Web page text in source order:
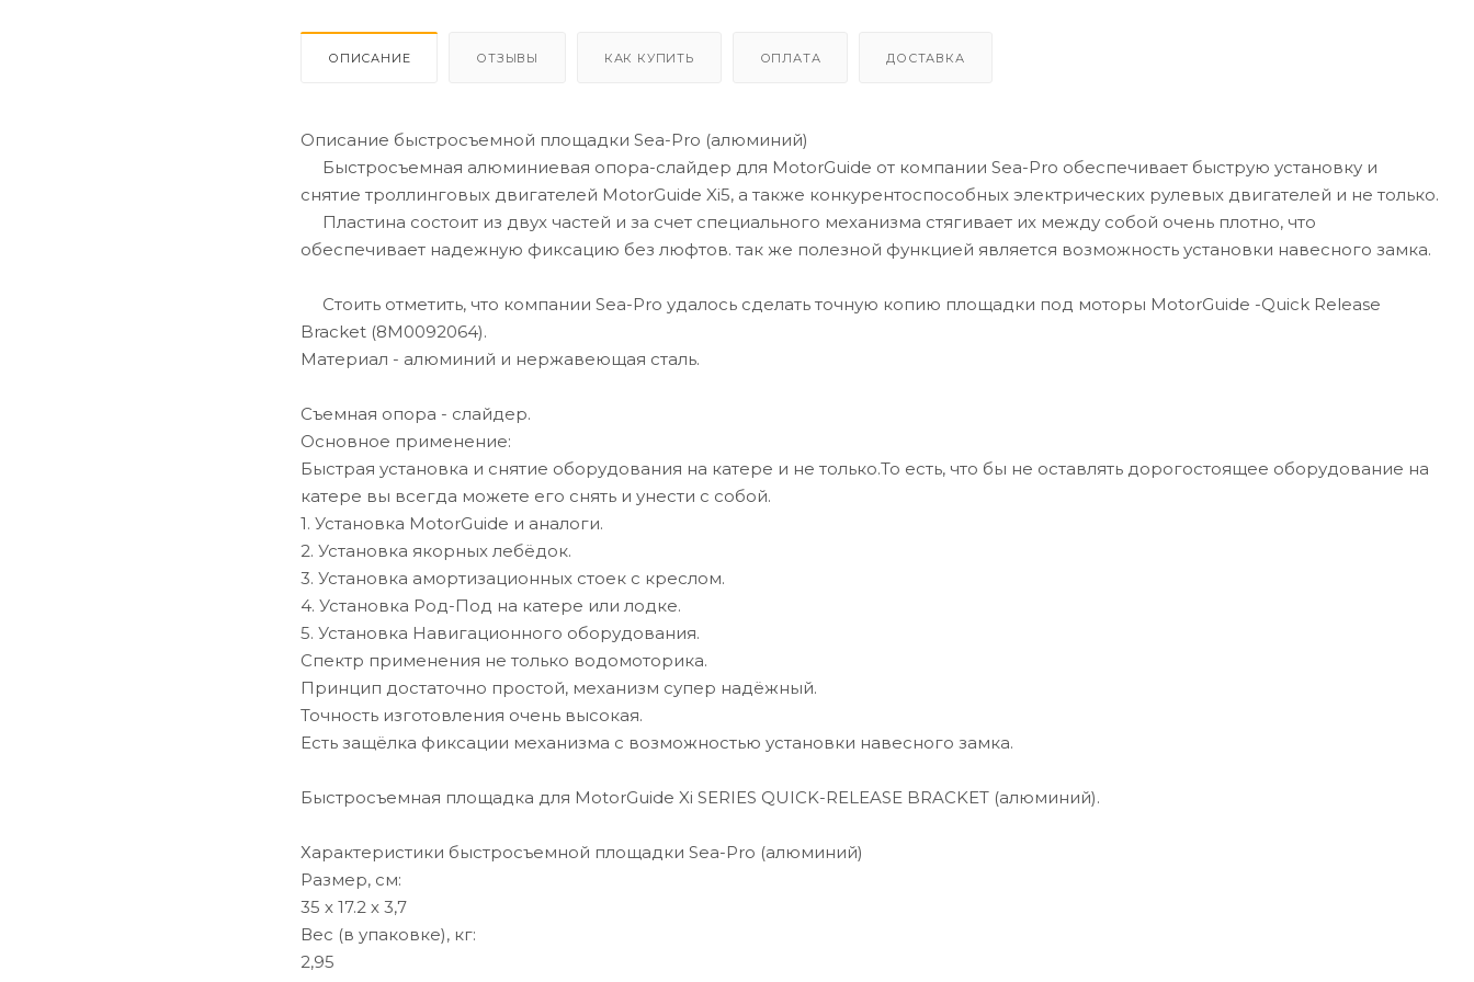
Принцип достаточно простой, механизм супер надёжный.
Быстросъемная площадка для MotorGuide Xi SERIES QUICK-RELEASE
BRACKET (алюминий).
Характеристики быстросъемной площадки Sea-Pro (алюминий)
ОПИСАНИЕ ОТЗЫВЫ КАК КУПИТЬ ОПЛАТА ДОСТАВКА
Описание быстросъемной площадки Sea-Pro (алюминий)
Быстросъемная алюминиевая опора-слайдер для MotorGuide от компании Sea-Pro обеспечивает быструю установку и
снятие троллинговых двигателей MotorGuide Xi5, а также конкурентоспособных электрических рулевых двигателей и не только.
Пластина состоит из двух частей и за счет специального механизма стягивает их между собой очень плотно, что
обеспечивает надежную фиксацию без люфтов. так же полезной функцией является возможность установки навесного замка.
Стоить отметить, что компании Sea-Pro удалось сделать точную копию площадки под моторы MotorGuide -Quick Release
Bracket (8M0092064).
Материал - алюминий и нержавеющая сталь.
Съемная опора - слайдер.
Основное применение:
Быстрая установка и снятие оборудования на катере и не только.То есть, что бы не оставлять дорогостоящее оборудование на
катере вы всегда можете его снять и унести с собой.
1. Установка MotorGuide и аналоги.
2. Установка якорных лебёдок.
3. Установка амортизационных стоек с креслом.
4. Установка Род-Под на катере или лодке.
5. Установка Навигационного оборудования.
Спектр применения не только водомоторика.
Принцип достаточно простой, механизм супер надёжный.
Точность изготовления очень высокая.
Есть защёлка фиксации механизма с возможностью установки навесного замка.
Быстросъемная площадка для MotorGuide Xi SERIES QUICK-RELEASE BRACKET (алюминий).
Характеристики быстросъемной площадки Sea-Pro (алюминий)
Размер, см:
35 х 17.2 х 3,7
Вес (в упаковке), кг:
2,95